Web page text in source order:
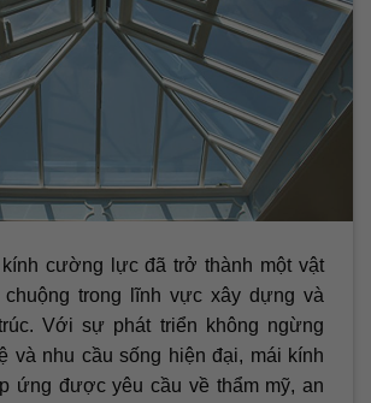
cường lực đã trở thành một vật
trong lĩnh vực xây dựng và
Với sự phát triển không ngừng
và nhu cầu sống hiện đại, mái kính
ứng được yêu cầu về thẩm mỹ, an